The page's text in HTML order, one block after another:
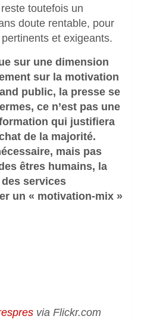
toutefois un
doute rentable, pour
et exigeants.
sur une dimension
sur la motivation
public, la presse se
ce n’est pas une
qui justifiera
de la majorité.
mais pas
êtres humains, la
services
un « motivation-mix »
via Flickr.com